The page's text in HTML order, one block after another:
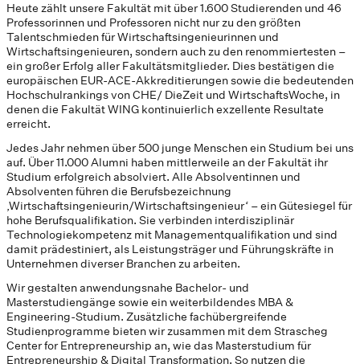
Heute zählt unsere Fakultät mit über 1.600 Studierenden und 46
Professorinnen und Professoren nicht nur zu den größten
Talentschmieden für Wirtschaftsingenieurinnen und
Wirtschaftsingenieuren, sondern auch zu den renommiertesten –
ein großer Erfolg aller Fakultätsmitglieder. Dies bestätigen die
europäischen EUR-ACE-Akkreditierungen sowie die bedeutenden
Hochschulrankings von CHE/ DieZeit und WirtschaftsWoche, in
denen die Fakultät WING kontinuierlich exzellente Resultate
erreicht.
Jedes Jahr nehmen über 500 junge Menschen ein Studium bei uns
auf. Über 11.000 Alumni haben mittlerweile an der Fakultät ihr
Studium erfolgreich absolviert. Alle Absolventinnen und
Absolventen führen die Berufsbezeichnung
‚Wirtschaftsingenieurin/Wirtschaftsingenieur‘ – ein Gütesiegel für
hohe Berufsqualifikation. Sie verbinden interdisziplinär
Technologiekompetenz mit Managementqualifikation und sind
damit prädestiniert, als Leistungsträger und Führungskräfte in
Unternehmen diverser Branchen zu arbeiten.
Wir gestalten anwendungsnahe Bachelor- und
Masterstudiengänge sowie ein weiterbildendes MBA &
Engineering-Studium. Zusätzliche fachübergreifende
Studienprogramme bieten wir zusammen mit dem Strascheg
Center for Entrepreneurship an, wie das Masterstudium für
Entrepreneurship & Digital Transformation. So nutzen die